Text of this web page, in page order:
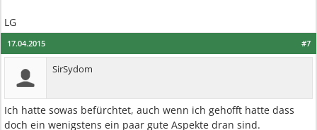
LG
#7
17.04.2015
SirSydom
Ich hatte sowas befürchtet, auch wenn ich gehofft hatte dass
doch ein wenigstens ein paar gute Aspekte dran sind.